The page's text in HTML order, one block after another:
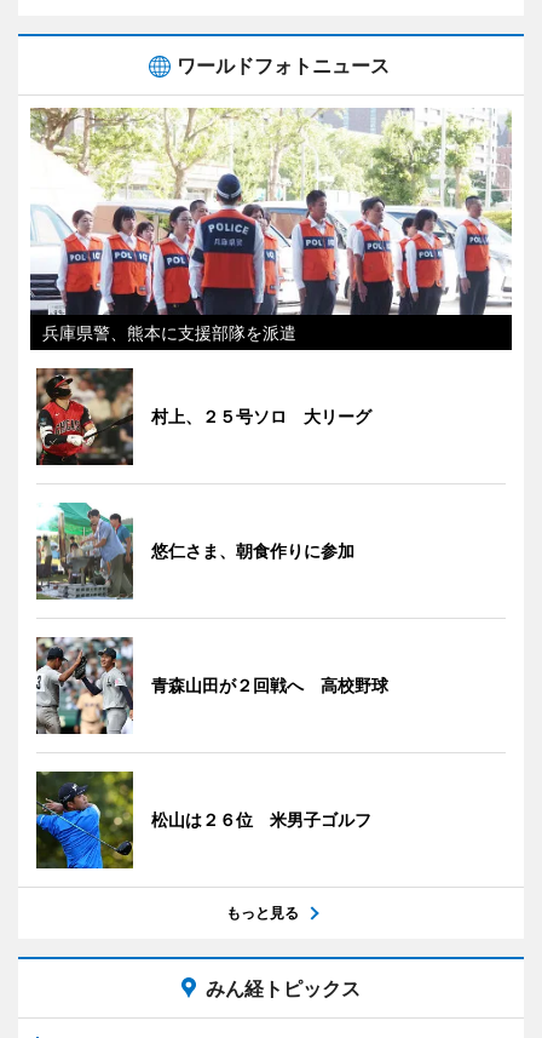
ワールドフォトニュース
兵庫県警、熊本に支援部隊を派遣
村上、２５号ソロ 大リーグ
悠仁さま、朝食作りに参加
青森山田が２回戦へ 高校野球
松山は２６位 米男子ゴルフ
もっと見る
みん経トピックス